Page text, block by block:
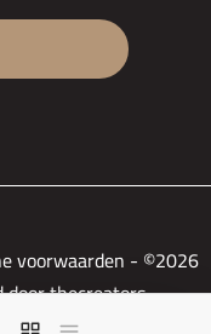
voorwaarden- ©2026
thecreators